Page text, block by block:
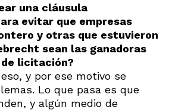
una cláusula
evitar que empresas
y otras que estuvieron
sean las ganadoras
licitación?
y por ese motivo se
Lo que pasa es que
y algún medio de